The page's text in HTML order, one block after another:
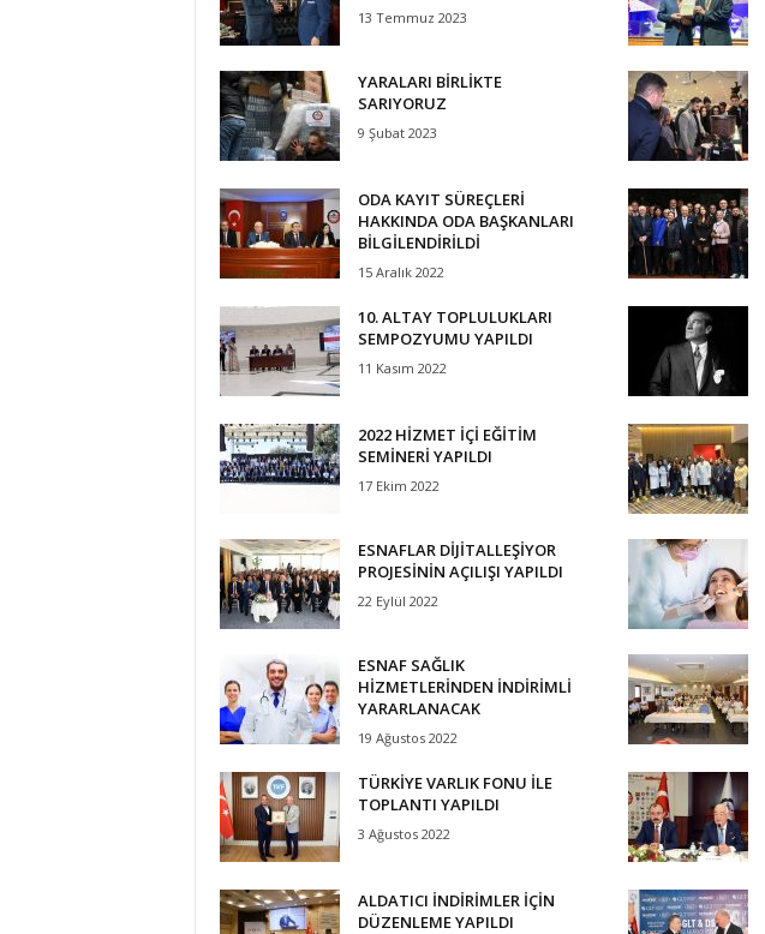
13 Temmuz 2023
YARALARI BİRLİKTE
SARIYORUZ
9 Şubat 2023
ODA KAYIT SÜREÇLERİ
HAKKINDA ODA BAŞKANLARI
BİLGİLENDİRİLDİ
15 Aralık 2022
10. ALTAY TOPLULUKLARI
SEMPOZYUMU YAPILDI
11 Kasım 2022
2022 HİZMET İÇİ EĞİTİM
SEMİNERİ YAPILDI
17 Ekim 2022
ESNAFLAR DİJİTALLEŞİYOR
PROJESİNİN AÇILIŞI YAPILDI
22 Eylül 2022
ESNAF SAĞLIK
HİZMETLERİNDEN İNDİRİMLİ
YARARLANACAK
19 Ağustos 2022
TÜRKİYE VARLIK FONU İLE
TOPLANTI YAPILDI
3 Ağustos 2022
ALDATICI İNDİRİMLER İÇİN
DÜZENLEME YAPILDI